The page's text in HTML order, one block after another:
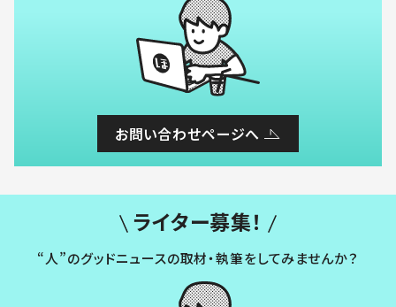
お問い合わせページへ
ライター募集！
“人”のグッドニュースの取材・執筆をしてみませんか？